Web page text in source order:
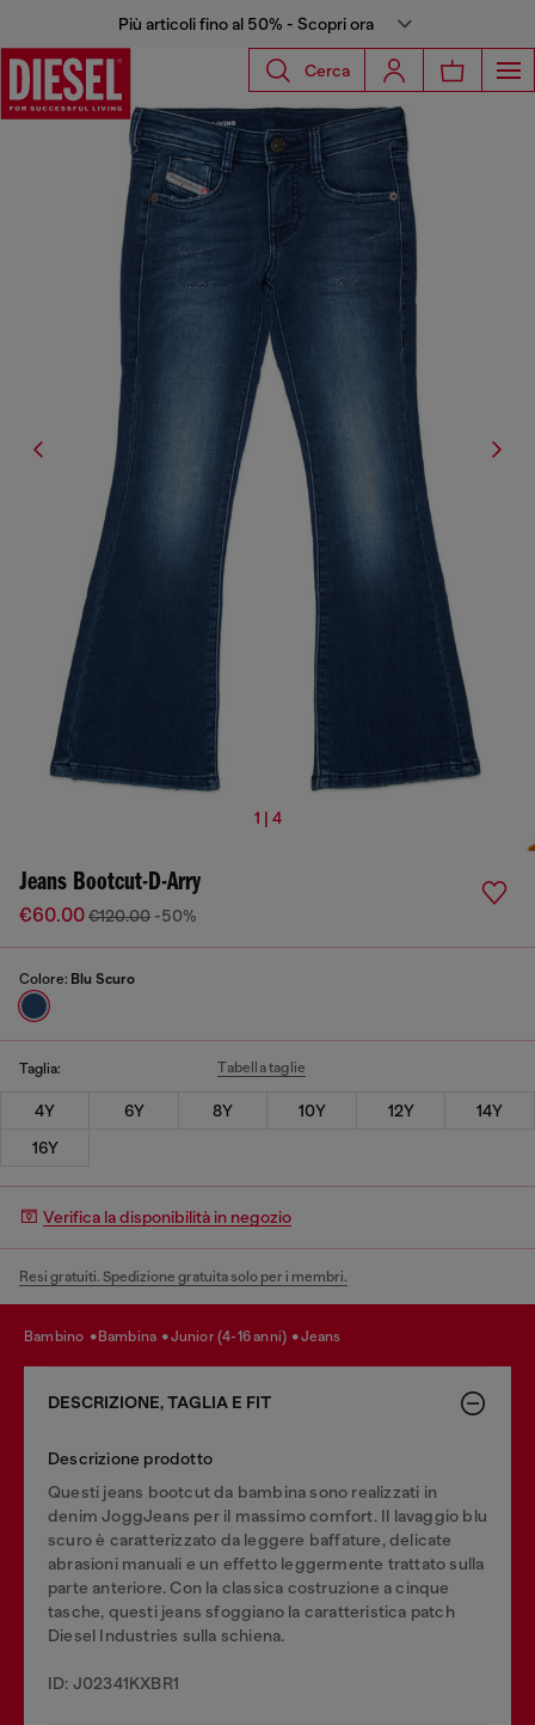
Più articoli fino al 50% - Scopri ora
Cerca
1 | 4
Jeans Bootcut-D-Arry
€60.00€120.00 -50%
Colore: Blu Scuro
Taglia: Tabella taglie
4Y 6Y 8Y 10Y 12Y
14Y
16Y
Verifica la disponibilità in negozio
Resi gratuiti. Spedizione gratuita solo per i membri.
bambino bambina junior (4-16 anni) jeans
DESCRIZIONE, TAGLIA E FIT
Descrizione prodotto
Questi jeans bootcut da bambina sono realizzati in
denim JoggJeans per il massimo comfort. Il lavaggio blu
scuro è caratterizzato da leggere baffature, delicate
abrasioni manuali e un effetto leggermente trattato sulla
parte anteriore. Con la classica costruzione a cinque
tasche, questi jeans sfoggiano la caratteristica patch
Diesel Industries sulla schiena.
ID: J02341KXBR1